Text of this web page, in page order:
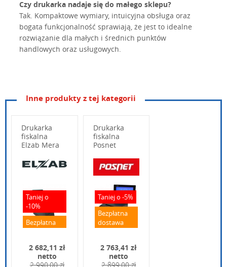
Czy drukarka nadaje się do małego sklepu?
Tak. Kompaktowe wymiary, intuicyjna obsługa oraz
bogata funkcjonalność sprawiają, że jest to idealne
rozwiązanie dla małych i średnich punktów
handlowych oraz usługowych.
Wpisz poniżej swoje pytanie
Inne produkty z tej kategorii
Drukarka
fiskalna
Elzab Mera
Taniej o
-10%
Bezpłatna
2 682,11 zł
netto
2 990,00 zł
Drukarka
fiskalna
Posnet
Online
Taniej o -5%
Bezpłatna
dostawa
2 763,41 zł
netto
2 899,00 zł